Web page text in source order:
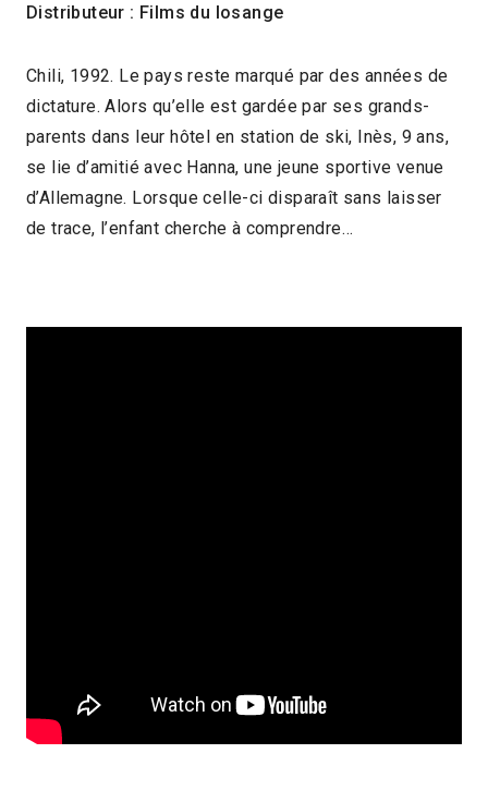
Distributeur : Films du losange
Chili, 1992. Le pays reste marqué par des années de
dictature. Alors qu’elle est gardée par ses grands-
parents dans leur hôtel en station de ski, Inès, 9 ans,
se lie d’amitié avec Hanna, une jeune sportive venue
d’Allemagne. Lorsque celle-ci disparaît sans laisser
de trace, l’enfant cherche à comprendre…